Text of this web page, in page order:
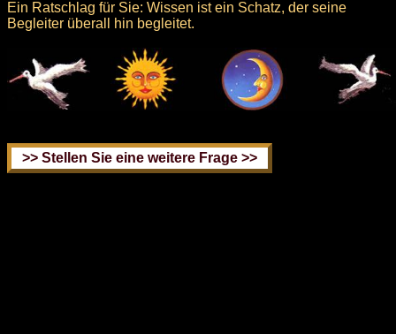
Ein Ratschlag für Sie: Wissen ist ein Schatz, der seine
Begleiter überall hin begleitet.